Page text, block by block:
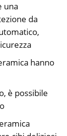
una
da
hanno
è possibile